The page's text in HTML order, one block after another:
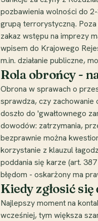
pozbawienia wolności do
grupą terrorystyczną.
zakaz wstępu na imprezy
wpisem do Krajowego
m.in. działanie publiczne,
Rola obrońcy -
Obrona w sprawach o
sprawdza, czy zachowanie
doszło do 'gwałtownego
dowodów: zatrzymania,
bezprawnie można
korzystanie z klauzul
poddania się karze (art.
błędom - oskarżony ma
Kiedy zgłosić
Najlepszy moment na
wcześniej, tym większa